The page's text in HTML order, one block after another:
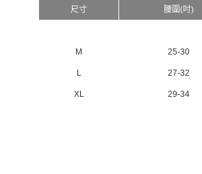
尺寸 腰圍(吋)
M 25-30
L 27-32
XL 29-34